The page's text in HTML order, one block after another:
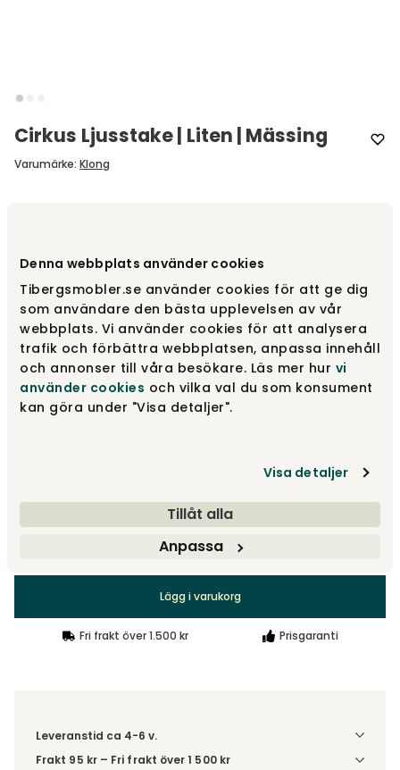
Denna webbplats använder cookies
Tibergsmobler.se använder cookies för att ge dig
som användare den bästa upplevelsen av vår
webbplats. Vi använder cookies för att analysera
trafik och förbättra webbplatsen, anpassa innehåll
och annonser till våra besökare. Läs mer hur vi
använder cookies och vilka val du som konsument
kan göra under "Visa detaljer".
Visa detaljer
Tillåt alla
Anpassa
Cirkus Ljusstake | Liten | Mässing
Varumärke: Klong
Mässing
Svart 1 130 kr
Lägg i varukorg
Fri frakt över 1.500 kr Prisgaranti
Leveranstid ca 4-6 v.
Frakt 95 kr – Fri frakt över 1 500 kr